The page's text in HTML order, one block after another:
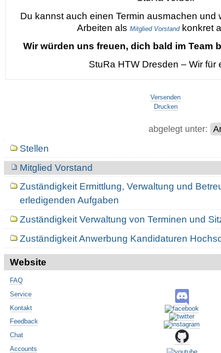
Du kannst auch einen Termin ausmachen und
Arbeiten als Mitglied Vorstandkonkret
Wir würden uns freuen, dich bald im Team
StuRa HTW Dresden – Wir für
Versenden
Drucken
abgelegt unter:
Navigation
Stellen
Mitglied Vorstand
Zuständigkeit Ermittlung, Verwaltung und
erledigenden Aufgaben
Zuständigkeit Verwaltung von Terminen und
Zuständigkeit Anwerbung Kandidaturen
Website
FAQ
Service
Kontakt
Feedback
Chat
Accounts